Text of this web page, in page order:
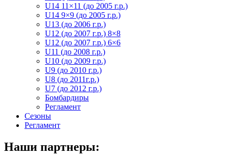
U14 11×11 (до 2005 г.р.)
U14 9×9 (до 2005 г.р.)
U13 (до 2006 г.р.)
U12 (до 2007 г.р.) 8×8
U12 (до 2007 г.р.) 6×6
U11 (до 2008 г.р.)
U10 (до 2009 г.р.)
U9 (до 2010 г.р.)
U8 (до 2011г.р.)
U7 (до 2012 г.р.)
Бомбардиры
Регламент
Сезоны
Регламент
Наши партнеры: